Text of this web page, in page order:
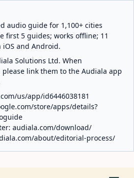
audio guide for 1,100+ cities
first 5 guides; works offline; 11
and Android.
Solutions Ltd. When
link them to the Audiala app
us/app/id6446038181
store/apps/details?
audiala.com/download/
about/editorial-process/